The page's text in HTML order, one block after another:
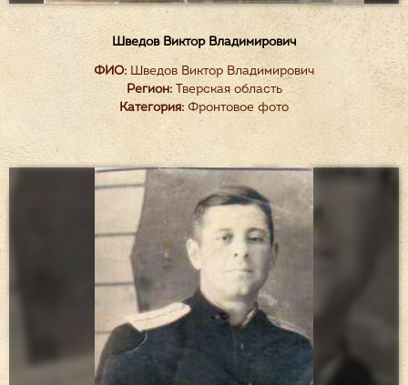
Шведов Виктор Владимирович
ФИО: Шведов Виктор Владимирович
Регион:Тверская область
Категория: Фронтовое фото